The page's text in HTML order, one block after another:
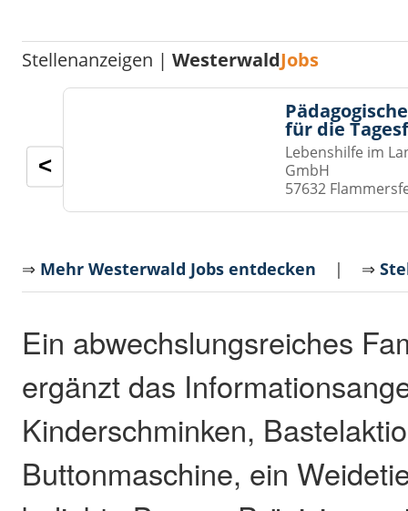
Stellenanzeigen |WesterwaldJobs
für die
Lebenshilfe im
GmbH
57632
<
⇒ Mehr Westerwald Jobs entdecken | ⇒
Ein abwechslungsreiches
ergänzt das
Kinderschminken,
Buttonmaschine, ein